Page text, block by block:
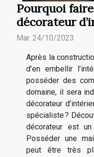
Pourquoi
décorateur
Mar. 24/10/2023
Après la
d’en embellir
posséder des
domaine, il sera
décorateur
spécialiste ?
décorateur est
Posséder une
peut être très